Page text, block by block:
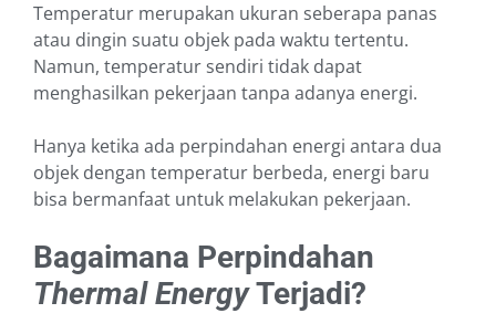
Temperatur merupakan ukuran seberapa panas
atau dingin suatu objek pada waktu tertentu.
Namun, temperatur sendiri tidak dapat
menghasilkan pekerjaan tanpa adanya energi.
Hanya ketika ada perpindahan energi antara dua
objek dengan temperatur berbeda, energi baru
bisa bermanfaat untuk melakukan pekerjaan.
Bagaimana Perpindahan
Thermal EnergyTerjadi?